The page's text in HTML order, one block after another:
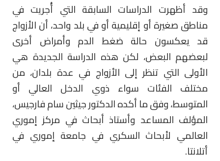
وقد أظهرت الدراسات السابقة التي أُجريت في
مناطق صغيرة أو إقليمية أو في بلد واحد، أن الأزواج
قد يعكسون حالة ضغط الدم وأمراض أخرى
لبعضهم البعض، لكن هذه الدراسة الجديدة هي
الأولى التي تنظر إلى الأزواج في عدة بلدان، من
مختلف الفئات سواء ذوي الدخل العالي أو
المتوسط، وفق ما أكده الدكتور جيثين سام فارجيس،
المؤلف المساعد وأستاذ أبحاث في مركز إموري
العالمي لأبحاث السكري في جامعة إموري في
أتلانتا.